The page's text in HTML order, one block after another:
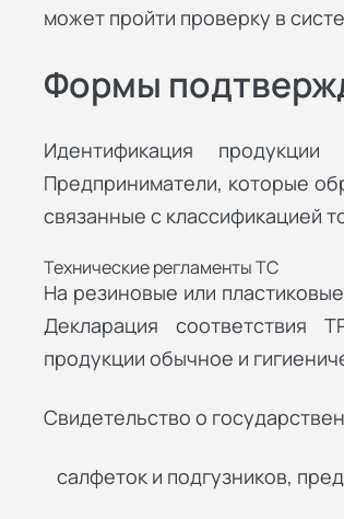
может пройти проверку в
Формы
Идентификация
Предприниматели, которые
связанные с классификацией
Технические регламенты ТС
На резиновые или
Декларация соответствия
продукции обычное и
Свидетельство о
салфеток и подгузников,